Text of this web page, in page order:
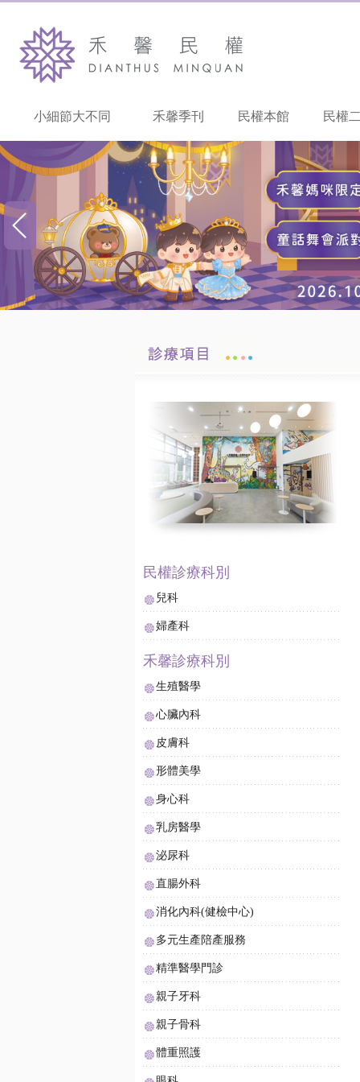
小細節大不同 禾馨季刊 民權本館 民權
兒科
婦產科
生殖醫學
心臟內科
皮膚科
形體美學
身心科
乳房醫學
泌尿科
直腸外科
消化內科(健檢中心)
多元生產陪產服務
精準醫學門診
親子牙科
親子骨科
體重照護